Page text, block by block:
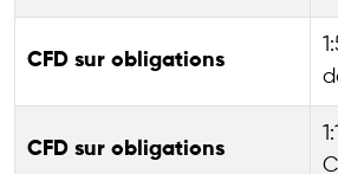
CFD sur obligations
CFD sur obligations